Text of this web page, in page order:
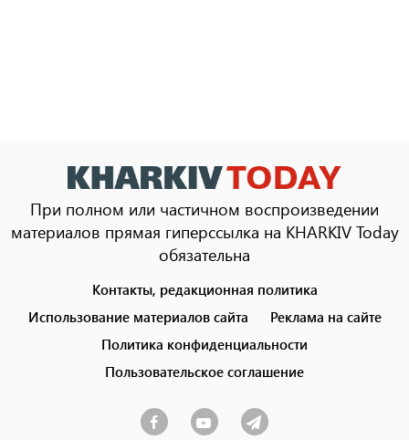
При полном или частичном воспроизведении
материалов прямая гиперссылка на KHARKIV Today
обязательна
menu
Контакты, редакционная политика
Использование материалов сайта
Реклама на сайте
Политика конфиденциальности
Пользовательское соглашение